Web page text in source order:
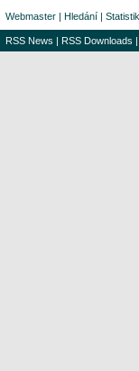
Webmaster | Hledání |
RSS News | RSS Downloads |